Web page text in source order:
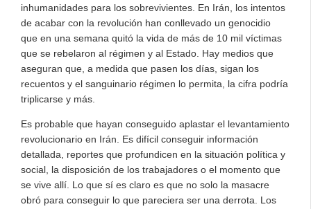
inhumanidades para los sobrevivientes. En Irán, los intentos
de acabar con la revolución han conllevado un genocidio
que en una semana quitó la vida de más de 10 mil víctimas
que se rebelaron al régimen y al Estado. Hay medios que
aseguran que, a medida que pasen los días, sigan los
recuentos y el sanguinario régimen lo permita, la cifra podría
triplicarse y más.
Es probable que hayan conseguido aplastar el levantamiento
revolucionario en Irán. Es difícil conseguir información
detallada, reportes que profundicen en la situación política y
social, la disposición de los trabajadores o el momento que
se vive allí. Lo que sí es claro es que no solo la masacre
obró para conseguir lo que pareciera ser una derrota. Los